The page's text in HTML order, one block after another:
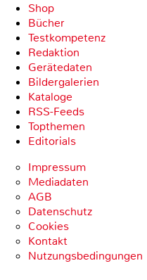
Shop
Bücher
Testkompetenz
Redaktion
Gerätedaten
Bildergalerien
Kataloge
RSS-Feeds
Topthemen
Editorials
Impressum
Mediadaten
AGB
Datenschutz
Cookies
Kontakt
Nutzungsbedingungen